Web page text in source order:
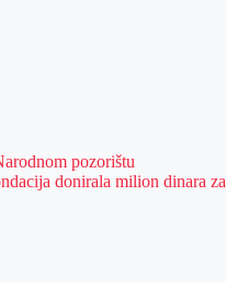
pozorištu
donirala milion dinara